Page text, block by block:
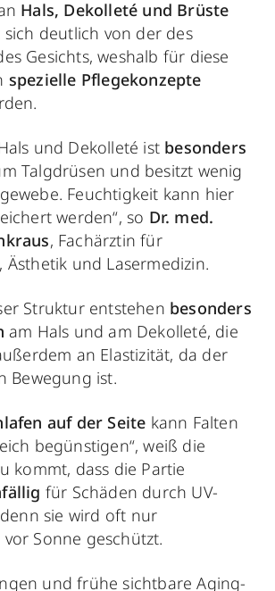
Hals, Dekolleté und Brüste
deutlich von der des
Gesichts, weshalb für diese
spezielle Pflegekonzepte
und Dekolleté ist besonders
Talgdrüsen und besitzt wenig
Feuchtigkeit kann hier
werden“, so Dr. med.
, Fachärztin für
Ästhetik und Lasermedizin.
Struktur entstehen besonders
am Hals und am Dekolleté, die
an Elastizität, da der
Bewegung ist.
auf der Seite kann Falten
begünstigen“, weiß die
kommt, dass die Partie
für Schäden durch UV-
sie wird oft nur
Sonne geschützt.
und frühe sichtbare Aging-